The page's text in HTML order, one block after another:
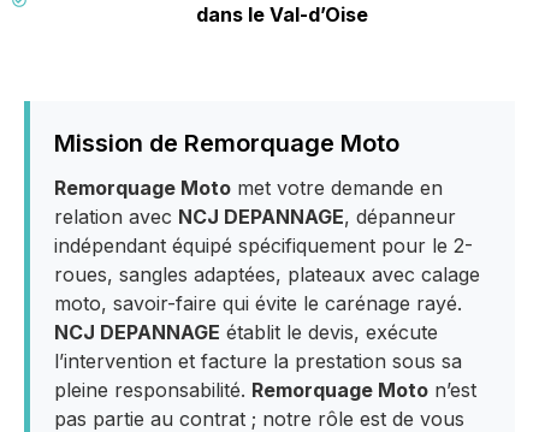
dans le Val-d’Oise
Mission de Remorquage Moto
Remorquage Moto met votre demande en
relation avec NCJ DEPANNAGE, dépanneur
indépendant équipé spécifiquement pour le 2-
roues, sangles adaptées, plateaux avec calage
moto, savoir-faire qui évite le carénage rayé.
NCJ DEPANNAGE établit le devis, exécute
l’intervention et facture la prestation sous sa
pleine responsabilité. Remorquage Moto n’est
pas partie au contrat ; notre rôle est de vous